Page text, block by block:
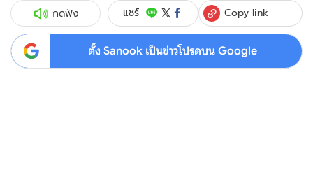
กดฟัง แชร์ Copy link
ตั้ง Sanook เป็นข่าวโปรดบน Google